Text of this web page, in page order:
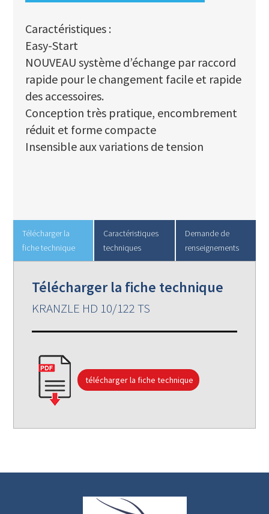
Caractéristiques :
Easy-Start
NOUVEAU système d’échange par raccord
rapide pour le changement facile et rapide
des accessoires.
Conception très pratique, encombrement
réduit et forme compacte
Insensible aux variations de tension
Télécharger la
fiche technique
Caractéristiques
techniques
Demande de
renseignements
Télécharger la fiche technique
KRANZLE HD 10/122 TS
télécharger la fiche technique